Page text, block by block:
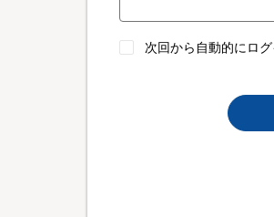
次回から自動的にロ